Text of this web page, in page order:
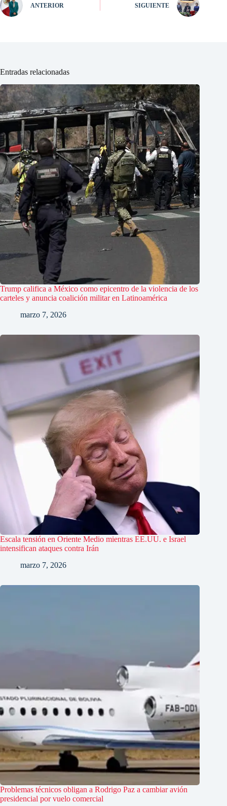
ANTERIOR SIGUIENTE
Entradas relacionadas
Trump califica a México como epicentro de la violencia de los
carteles y anuncia coalición militar en Latinoamérica
marzo 7, 2026
Escala tensión en Oriente Medio mientras EE.UU. e Israel
intensifican ataques contra Irán
marzo 7, 2026
Problemas técnicos obligan a Rodrigo Paz a cambiar avión
presidencial por vuelo comercial